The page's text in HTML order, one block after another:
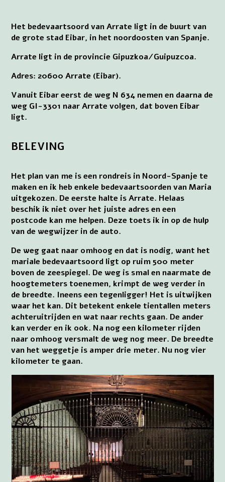
Het bedevaartsoord van Arrate ligt in de buurt van
de grote stad Eibar, in het noordoosten van Spanje.
Arrate ligt in de provincie Gipuzkoa/Guipuzcoa.
Adres: 20600 Arrate (Eibar).
Vanuit Eibar eerst de weg N 634 nemen en daarna de
weg GI-3301 naar Arrate volgen, dat boven Eibar
ligt.
BELEVING
Het plan van me is een rondreis in Noord-Spanje te
maken en ik heb enkele bedevaartsoorden van Maria
uitgekozen. De eerste halte is Arrate. Helaas
beschik ik niet over het juiste adres en een
postcode kan me helpen. Deze toets ik in op de hulp
van de wegwijzer in de auto.
De weg gaat naar omhoog en dat is nodig, want het
mariale bedevaartsoord ligt op ruim 500 meter
boven de zeespiegel. De weg is smal en naarmate de
hoogtemeters toenemen, krimpt de weg verder in
de breedte. Ineens een tegenligger! Het is uitwijken
waar het kan. Dit betekent enkele tientallen meters
achteruitrijden en wat naar rechts gaan. De ander
kan verder en ik ook. Na nog een kilometer rijden
naar omhoog versmalt de weg nog meer. De breedte
van het weggetje is amper drie meter. Nu nog vier
kilometer te gaan.